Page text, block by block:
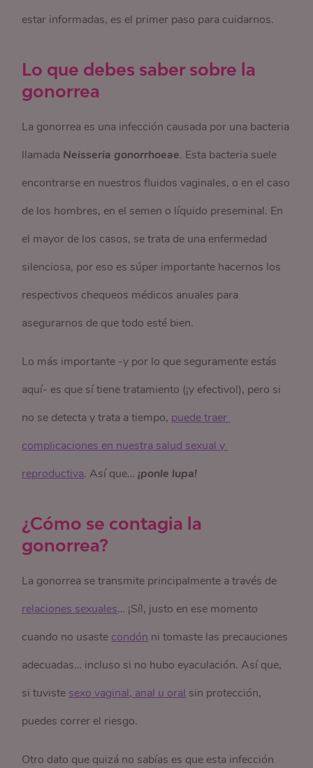
estar informadas, es el primer paso para cuidarnos.
Lo que debes saber sobre la
gonorrea
La gonorrea es una infección causada por una bacteria
llamada Neisseria gonorrhoeae. Esta bacteria suele
encontrarse en nuestros fluidos vaginales, o en el caso
de los hombres, en el semen o líquido preseminal. En
el mayor de los casos, se trata de una enfermedad
silenciosa, por eso es súper importante hacernos los
respectivos chequeos médicos anuales para
asegurarnos de que todo esté bien.
Lo más importante -y por lo que seguramente estás
aquí- es que sí tiene tratamiento (¡y efectivo!), pero si
no se detecta y trata a tiempo, ​​puede traer
complicaciones en nuestra salud sexual y
reproductiva. Así que…¡ponle lupa!
¿Cómo se contagia la
gonorrea?
La gonorrea se transmite principalmente a través de
relaciones sexuales… ¡Sí!, justo en ese momento
cuando no usaste condón ni tomaste las precauciones
adecuadas… incluso si no hubo eyaculación. Así que,
si tuviste sexo vaginal, anal u oral sin protección,
puedes correr el riesgo.
Otro dato que quizá no sabías es que esta infección